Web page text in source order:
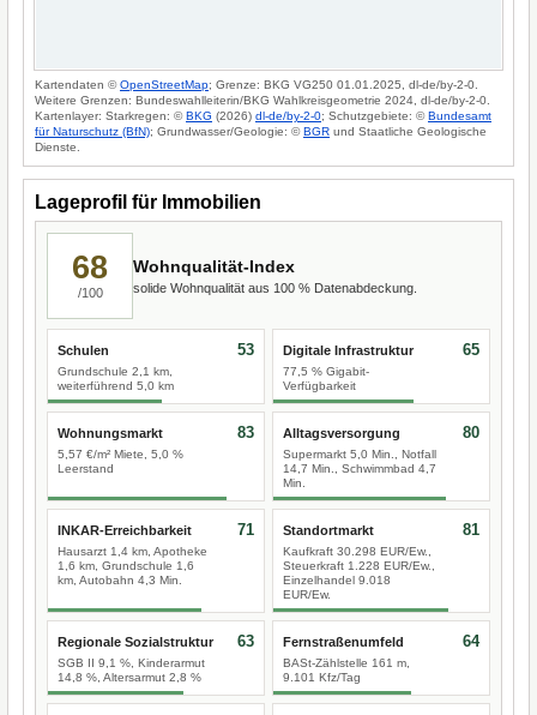
Kartendaten ©OpenStreetMap; Grenze: BKG VG250 01.01.2025, dl-de/by-2-0.
Weitere Grenzen: Bundeswahlleiterin/BKG Wahlkreisgeometrie 2024, dl-de/by-2-0.
Kartenlayer: Starkregen: ©BKG (2026) dl-de/by-2-0; Schutzgebiete: ©Bundesamt
für Naturschutz (BfN); Grundwasser/Geologie: ©BGR und Staatliche Geologische
Dienste.
Lageprofil für Immobilien
68
/100
Wohnqualität-Index
solide Wohnqualität aus 100 % Datenabdeckung.
Schulen
Grundschule 2,1 km,
weiterführend 5,0 km
53 Digitale Infrastruktur
77,5 % Gigabit-
Verfügbarkeit
65
Wohnungsmarkt
5,57 €/m² Miete, 5,0 %
Leerstand
83 Alltagsversorgung
Supermarkt 5,0 Min., Notfall
14,7 Min., Schwimmbad 4,7
Min.
80
INKAR-Erreichbarkeit
Hausarzt 1,4 km, Apotheke
1,6 km, Grundschule 1,6
km, Autobahn 4,3 Min.
71 Standortmarkt
Kaufkraft 30.298 EUR/Ew.,
Steuerkraft 1.228 EUR/Ew.,
Einzelhandel 9.018
EUR/Ew.
81
Regionale Sozialstruktur
SGB II 9,1 %, Kinderarmut
14,8 %, Altersarmut 2,8 %
63 Fernstraßenumfeld
BASt-Zählstelle 161 m,
9.101 Kfz/Tag
64